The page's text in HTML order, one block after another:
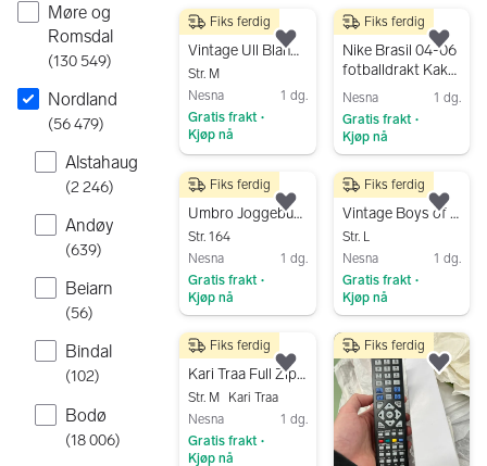
Møre og
Romsdal
(130 549)
Nordland
(56 479)
Alstahaug
(2 246)
Andøy
(639)
Beiarn
(56)
Bindal
(102)
Bodø
(18 006)
350 kr
Vintage Ull Blandet Strikket Genser
Str. M
Nesna
1 dg.
Gratis frakt •
Kjøp nå
Fiks ferdig
Legg til som favoritt.
1 200 kr
Nike Brasil 04-06
fotballdrakt Kaká
#8
Nesna
1 dg.
Gratis frakt •
Kjøp nå
Fiks ferdig
249 kr
Umbro Joggebukse
Str. 164
Nesna
1 dg.
Gratis frakt •
Kjøp nå
Fiks ferdig
Legg til som favoritt.
249 kr
Vintage Boys of Europe Pique L
Str. L
Nesna
1 dg.
Gratis frakt •
Kjøp nå
Fiks ferdig
550 kr
Kari Traa Full Zip Ull Jakke M
Str. M
Kari Traa
Nesna
1 dg.
Gratis frakt •
Kjøp nå
Fiks ferdig
Legg til som favoritt.
Fiks ferdig